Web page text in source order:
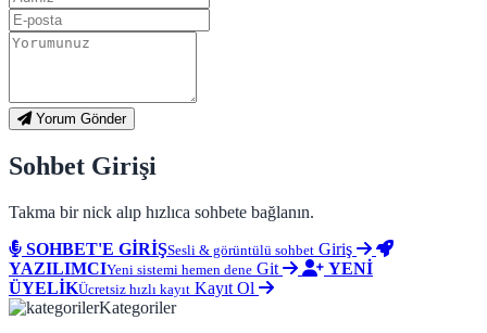
Yorum Gönder
Sohbet Girişi
Takma bir nick alıp hızlıca sohbete bağlanın.
SOHBET'E GİRİŞSesli & görüntülü sohbet Giriş
YAZILIMCIYeni sistemi hemen dene Git
YENİ
ÜYELİKÜcretsiz hızlı kayıt Kayıt Ol
Kategoriler